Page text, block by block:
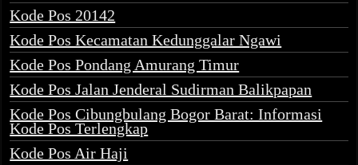
Kode Pos 20142
Kode Pos Kecamatan Kedunggalar Ngawi
Kode Pos Pondang Amurang Timur
Kode Pos Jalan Jenderal Sudirman Balikpapan
Kode Pos Cibungbulang Bogor Barat: Informasi
Kode Pos Terlengkap
Kode Pos Air Haji